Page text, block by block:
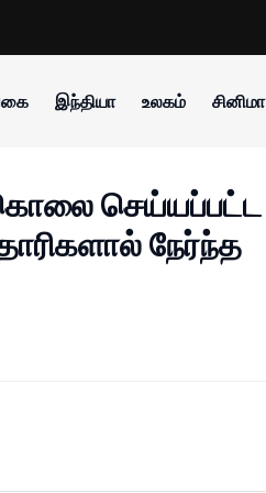
இந்தியா உலகம் சினிமா
செய்யப்பட்ட
நேர்ந்த